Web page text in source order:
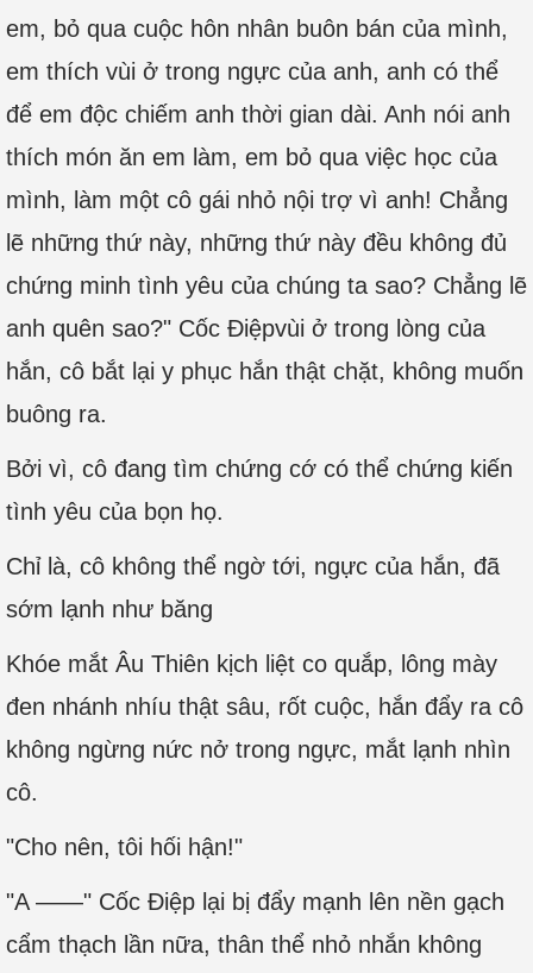
em, bỏ qua cuộc hôn nhân buôn bán của mình,
em thích vùi ở trong ngực của anh, anh có thể
để em độc chiếm anh thời gian dài. Anh nói anh
thích món ăn em làm, em bỏ qua việc học của
mình, làm một cô gái nhỏ nội trợ vì anh! Chẳng
lẽ những thứ này, những thứ này đều không đủ
chứng minh tình yêu của chúng ta sao? Chẳng lẽ
anh quên sao?" Cốc Điệpvùi ở trong lòng của
hắn, cô bắt lại y phục hắn thật chặt, không muốn
buông ra.
Bởi vì, cô đang tìm chứng cớ có thể chứng kiến
tình yêu của bọn họ.
Chỉ là, cô không thể ngờ tới, ngực của hắn, đã
sớm lạnh như băng
Khóe mắt Âu Thiên kịch liệt co quắp, lông mày
đen nhánh nhíu thật sâu, rốt cuộc, hắn đẩy ra cô
không ngừng nức nở trong ngực, mắt lạnh nhìn
cô.
"Cho nên, tôi hối hận!"
"A ——" Cốc Điệp lại bị đẩy mạnh lên nền gạch
cẩm thạch lần nữa, thân thể nhỏ nhắn không